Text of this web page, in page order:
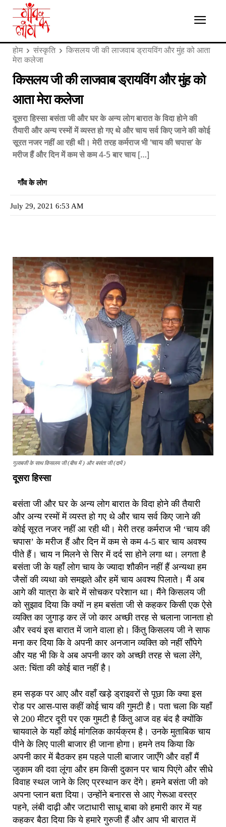
होम संस्कृति
किसलय जी की लाजवाब ड्रायविंग और मुंह को आता
मेरा कलेजा
किसलय जी की लाजवाब ड्रायविंग और मुंह को
आता मेरा कलेजा
दूसरा हिस्सा बसंता जी और घर के अन्य लोग बारात के विदा होने की
तैयारी और अन्य रस्मों में व्यस्त हो गए थे और चाय सर्व किए जाने की कोई
सूरत नजर नहीं आ रही थी। मेरी तरह कर्मराज भी ‘चाय की चपास’ के
मरीज हैं और दिन में कम से कम 4-5 बार चाय […]
गाँव के लोग
July 29, 2021 6:53 AM
गुलाबजी के साथ किसलय जी (बीच में ) और बसंता जी (दायें )
दूसरा हिस्सा
बसंता जी और घर के अन्य लोग बारात के विदा होने की तैयारी
और अन्य रस्मों में व्यस्त हो गए थे और चाय सर्व किए जाने की
कोई सूरत नजर नहीं आ रही थी। मेरी तरह कर्मराज भी ‘चाय की
चपास’ के मरीज हैं और दिन में कम से कम 4-5 बार चाय अवश्य
पीते हैं। चाय न मिलने से सिर में दर्द सा होने लगा था। लगता है
बसंता जी के यहाँ लोग चाय के ज्यादा शौकीन नहीं हैं अन्यथा हम
जैसों की व्यथा को समझते और हमें चाय अवश्य पिलाते। मैं अब
आगे की यात्रा के बारे में सोचकर परेशान था। मैंने किसलय जी
को सुझाव दिया कि क्यों न हम बसंता जी से कहकर किसी एक ऐसे
व्यक्ति का जुगाड़ कर लें जो कार अच्छी तरह से चलाना जानता हो
और स्वयं इस बारात में जाने वाला हो। किंतु किसलय जी ने साफ
मना कर दिया कि वे अपनी कार अनजान व्यक्ति को नहीं सौंपेगे
और यह भी कि वे अब अपनी कार को अच्छी तरह से चला लेंगे,
अत: चिंता की कोई बात नहीं है।
हम सड़क पर आए और वहाँ खड़े ड्राइवरों से पूछा कि क्या इस
रोड पर आस-पास कहीं कोई चाय की गुमटी है। पता चला कि यहाँ
से 200 मीटर दूरी पर एक गुमटी है किंतु आज वह बंद है क्योंकि
चायवाले के यहाँ कोई मांगलिक कार्यक्रम है। उनके मुताबिक चाय
पीने के लिए पाली बाजार ही जाना होगा। हमने तय किया कि
अपनी कार में बैठकर हम पहले पाली बाजार जाएँगे और वहाँ मैं
जुकाम की दवा लूंगा और हम किसी दुकान पर चाय पिएंगे और सीधे
विवाह स्थल जाने के लिए प्रस्थान कर देंगे। हमने बसंता जी को
अपना प्लान बता दिया। उन्होंने बनारस से आए गेरूआ वस्त्र
पहने, लंबी दाढ़ी और जटाधारी साधू बाबा को हमारी कार में यह
कहकर बैठा दिया कि ये हमारे गुरुजी हैं और आप भी बारात में